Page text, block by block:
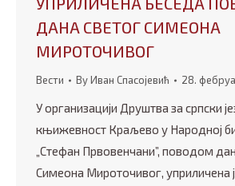
ДАНА СВЕТОГ СИМЕОНА
МИРОТОЧИВОГ
Вести ByИван Спасојевић 28.
У организацији Друштва за српски
књижевност Краљево у Народној
„Стефан Првовенчани”, поводом
Симеона Мироточивог, уприличена